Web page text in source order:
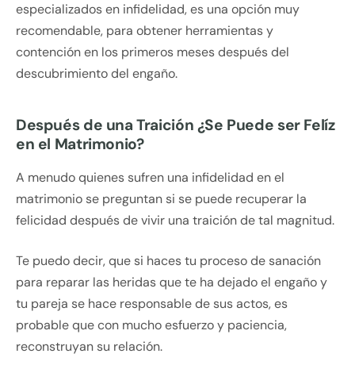
especializados en infidelidad, es una opción muy
recomendable, para obtener herramientas y
contención en los primeros meses después del
descubrimiento del engaño.
Después de una Traición ¿Se Puede ser Felíz
en el Matrimonio?
A menudo quienes sufren una infidelidad en el
matrimonio se preguntan si se puede recuperar la
felicidad después de vivir una traición de tal magnitud.
Te puedo decir, que si haces tu proceso de sanación
para reparar las heridas que te ha dejado el engaño y
tu pareja se hace responsable de sus actos, es
probable que con mucho esfuerzo y paciencia,
reconstruyan su relación.